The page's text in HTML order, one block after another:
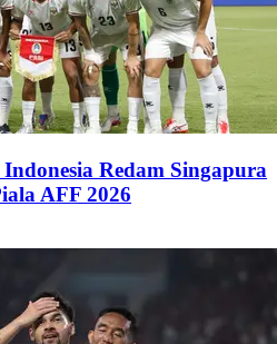
Redam Singapura
AFF 2026